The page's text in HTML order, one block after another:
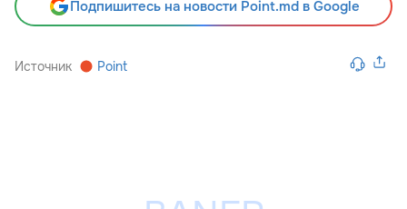
Подпишитесь на новости Point.md в Google
Источник Point